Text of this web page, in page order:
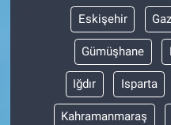
Eskişehir
Gümüşhane
Iğdır Isparta
Kahramanmaraş